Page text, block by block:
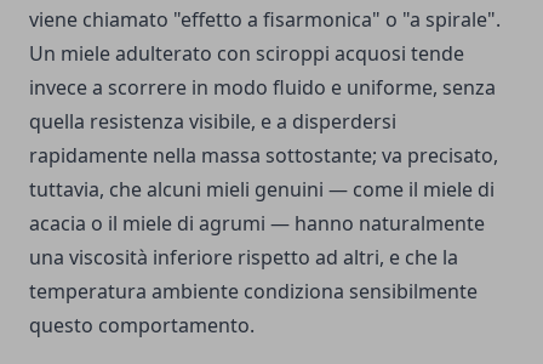
viene chiamato "effetto a fisarmonica" o "a spirale".
Un miele adulterato con sciroppi acquosi tende
invece a scorrere in modo fluido e uniforme, senza
quella resistenza visibile, e a disperdersi
rapidamente nella massa sottostante; va precisato,
tuttavia, che alcuni mieli genuini — come il miele di
acacia o il miele di agrumi — hanno naturalmente
una viscosità inferiore rispetto ad altri, e che la
temperatura ambiente condiziona sensibilmente
questo comportamento.